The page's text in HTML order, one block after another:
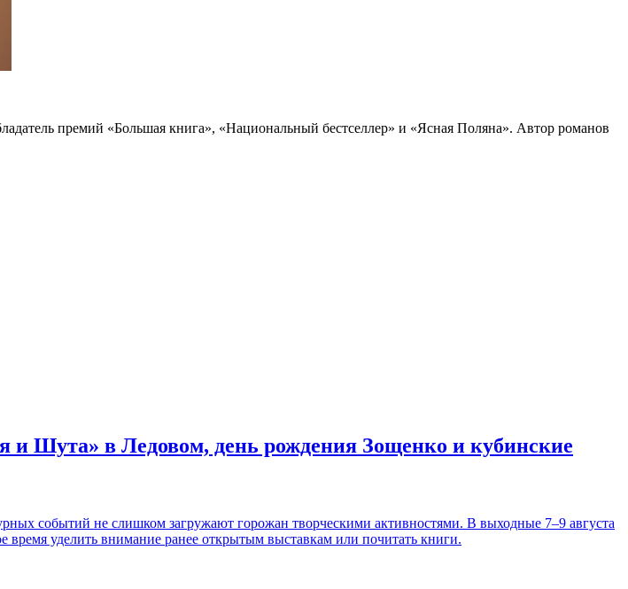
премий «Большая книга», «Национальный бестселлер» и «Ясная Поляна». Автор романов
Шута» в Ледовом, день рождения Зощенко и кубинские
событий не слишком загружают горожан творческими активностями. В выходные 7–9 августа
уделить внимание ранее открытым выставкам или почитать книги.